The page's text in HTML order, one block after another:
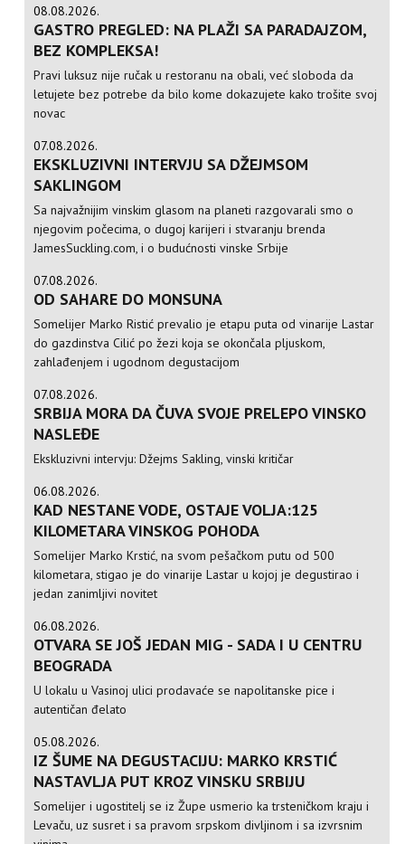
08.08.2026.
GASTRO PREGLED: NA PLAŽI SA PARADAJZOM,
BEZ KOMPLEKSA!
Pravi luksuz nije ručak u restoranu na obali, već sloboda da
letujete bez potrebe da bilo kome dokazujete kako trošite svoj
novac
07.08.2026.
EKSKLUZIVNI INTERVJU SA DŽEJMSOM
SAKLINGOM
Sa najvažnijim vinskim glasom na planeti razgovarali smo o
njegovim počecima, o dugoj karijeri i stvaranju brenda
JamesSuckling.com, i o budućnosti vinske Srbije
07.08.2026.
OD SAHARE DO MONSUNA
Somelijer Marko Ristić prevalio je etapu puta od vinarije Lastar
do gazdinstva Cilić po žezi koja se okončala pljuskom,
zahlađenjem i ugodnom degustacijom
07.08.2026.
SRBIJA MORA DA ČUVA SVOJE PRELEPO VINSKO
NASLEĐE
Ekskluzivni intervju: Džejms Sakling, vinski kritičar
06.08.2026.
KAD NESTANE VODE, OSTAJE VOLJA:125
KILOMETARA VINSKOG POHODA
Somelijer Marko Krstić, na svom pešačkom putu od 500
kilometara, stigao je do vinarije Lastar u kojoj je degustirao i
jedan zanimljivi novitet
06.08.2026.
OTVARA SE JOŠ JEDAN MIG - SADA I U CENTRU
BEOGRADA
U lokalu u Vasinoj ulici prodavaće se napolitanske pice i
autentičan đelato
05.08.2026.
IZ ŠUME NA DEGUSTACIJU: MARKO KRSTIĆ
NASTAVLJA PUT KROZ VINSKU SRBIJU
Somelijer i ugostitelj se iz Župe usmerio ka trsteničkom kraju i
Levaču, uz susret i sa pravom srpskom divljinom i sa izvrsnim